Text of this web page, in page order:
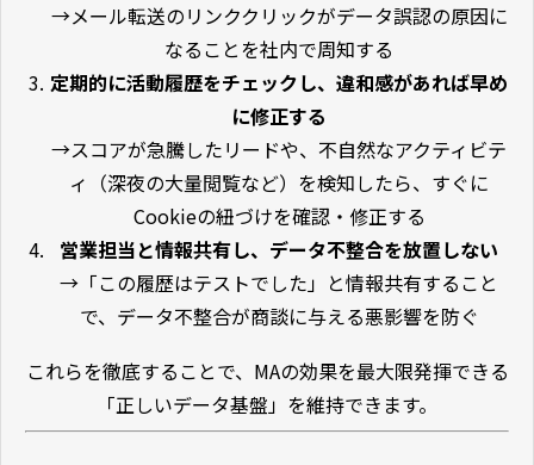
→メール転送のリンククリックがデータ誤認の原因に
なることを社内で周知する
定期的に活動履歴をチェックし、違和感があれば早め
に修正する
→スコアが急騰したリードや、不自然なアクティビテ
ィ（深夜の大量閲覧など）を検知したら、すぐに
Cookieの紐づけを確認・修正する
営業担当と情報共有し、データ不整合を放置しない
→「この履歴はテストでした」と情報共有すること
で、データ不整合が商談に与える悪影響を防ぐ
これらを徹底することで、MAの効果を最大限発揮できる
「正しいデータ基盤」を維持できます。